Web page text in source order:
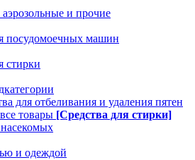
и прочие
посудомоечных машин
стирки
для отбеливания и удаления пятен
товары [Средства для стирки]
и одеждой